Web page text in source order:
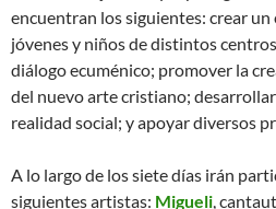
encuentran los siguientes: crear
jóvenes y niños de distintos
diálogo ecuménico; promover la
del nuevo arte cristiano;
realidad social; y apoyar diversos
A lo largo de los siete días irán
siguientes artistas: Migueli ,